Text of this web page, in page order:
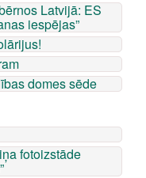
Latvijā: ES
iespējas”
domes sēde
fotoizstāde